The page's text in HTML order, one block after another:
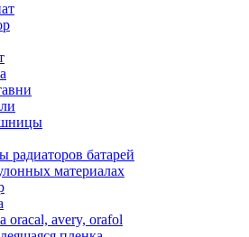
радиаторов батарей
материалах
oracal, avery, orafol